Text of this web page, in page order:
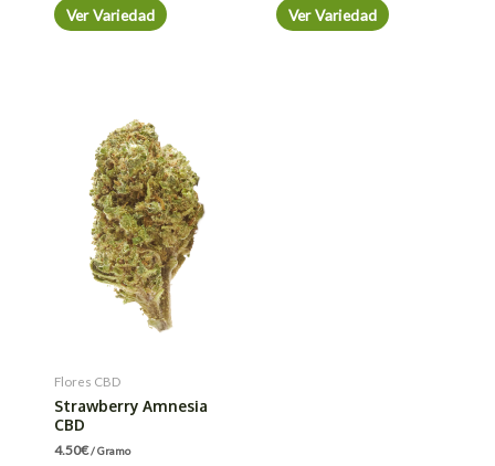
Ver Variedad Ver Variedad
Flores CBD
Strawberry Amnesia
CBD
4.50€/ Gramo